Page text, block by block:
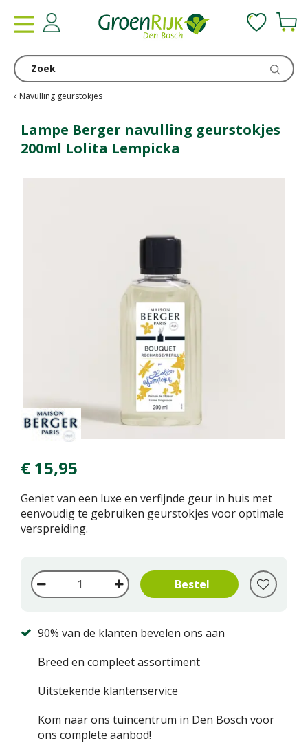
Navulling geurstokjes
Lampe Berger navulling geurstokjes
200ml Lolita Lempicka
€ 15,95
Geniet van een luxe en verfijnde geur in huis met
eenvoudig te gebruiken geurstokjes voor optimale
verspreiding.
90% van de klanten bevelen ons aan
Breed en compleet assortiment
Uitstekende klantenservice
Kom naar ons tuincentrum in Den Bosch voor
ons complete aanbod!